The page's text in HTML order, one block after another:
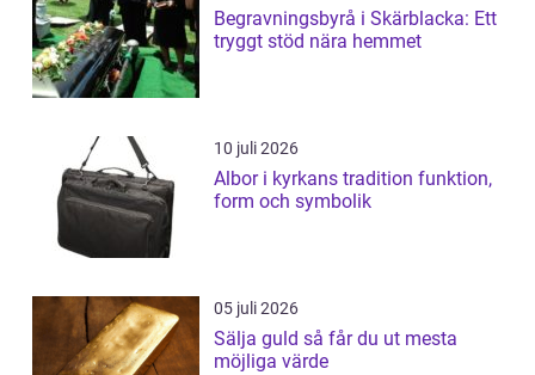
Begravningsbyrå i Skärblacka: Ett
tryggt stöd nära hemmet
10 juli 2026
Albor i kyrkans tradition funktion,
form och symbolik
05 juli 2026
Sälja guld så får du ut mesta
möjliga värde